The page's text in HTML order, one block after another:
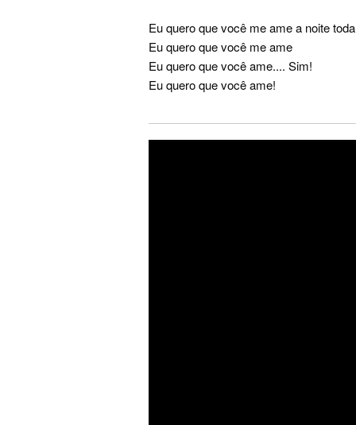
Eu quero que você me ame a noite toda
Eu quero que você me ame
Eu quero que você ame.... Sim!
Eu quero que você ame!